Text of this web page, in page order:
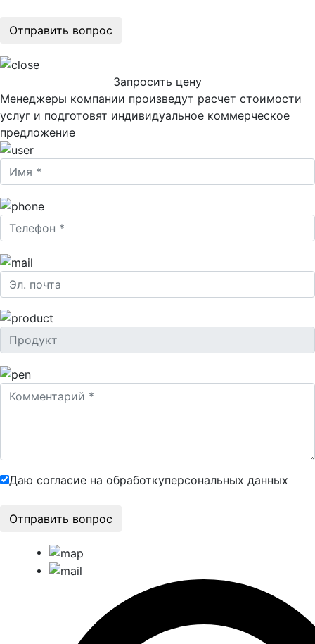
Запросить цену
Менеджеры компании произведут расчет стоимости
услуг и подготовят индивидуальное коммерческое
предложение
Даю согласие на обработкуперсональных данных